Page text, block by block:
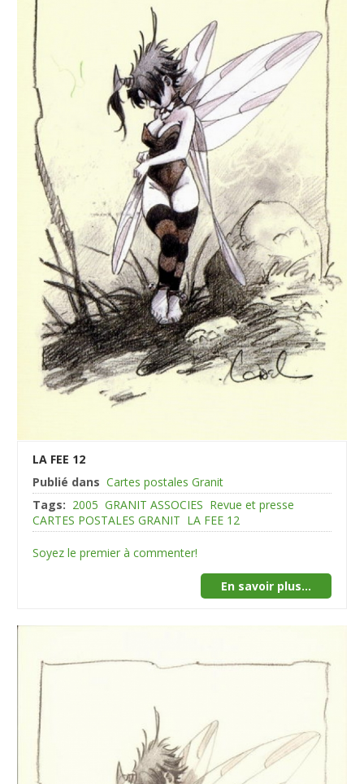
LA FEE 12
Publié dans Cartes postales Granit
Tags: 2005 GRANIT ASSOCIES Revue et presse
CARTES POSTALES GRANIT LA FEE 12
Soyez le premier à commenter!
En savoir plus...